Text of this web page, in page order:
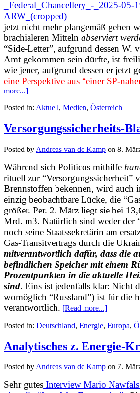
jetzt nicht mehr plangemäß gehen
brachialeren Mitteln abserviert
“Side-Letter”, aufgrund dessen W.
Amt gekommen sein dürfte, ist
wie jener, aufgrund dessen er jetzt
eine Perspektive aus “einer SP-
more...]
Posted in: Aktuell, Medien, Österreich
Versorgungssicherheits-
Posted by Andreas van de Kamp on 8.
Während sich Politicos mithilfe
rituell zur “Versorgungssicherheit”
Brennstoffen bekennen, wird auch
einzig beobachtbare Lücke, die
größer. Per. 2. März liegt sie bei
Mrd. m3. Natürlich sind weder der
noch seine Staatssekretärin am
Gas-Transitvertrags durch die
mitverantwortlich dafür, dass die
befindlichen Speicher mit einem
Prozentpunkten in die aktuelle
sind. Eins ist jedenfalls klar: Nicht
womöglich “Russland”) ist für die
verantwortlich. [Read more...]
Posted in: Deutschland, Energie, Europa,
Analytisches z. Energie-
Posted byAndreas van de Kamp on 7.
Sehr gutes Interview Mario